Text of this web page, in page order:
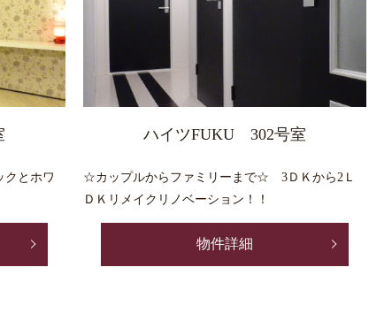
とホワ
ハイツFUKU 302号室
☆カップルからファミリーまで☆ 3ＤＫから2Ｌ
ＤＫリメイクリノベーション！！
物件詳細